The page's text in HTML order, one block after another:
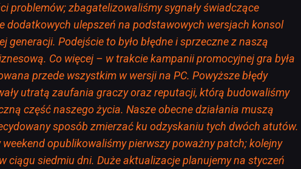
problemów; zbagatelizowaliśmy sygnały świadczące
dodatkowych ulepszeń na podstawowych wersjach konsol
generacji. Podejście to było błędne i sprzeczne z naszą
Co więcej – w trakcie kampanii promocyjnej gra była
przede wszystkim w wersji na PC. Powyższe błędy
utratą zaufania graczy oraz reputacji, którą budowaliśmy
część naszego życia. Nasze obecne działania muszą
sposób zmierzać ku odzyskaniu tych dwóch atutów.
weekend opublikowaliśmy pierwszy poważny patch; kolejny
ciągu siedmiu dni. Duże aktualizacje planujemy na styczeń